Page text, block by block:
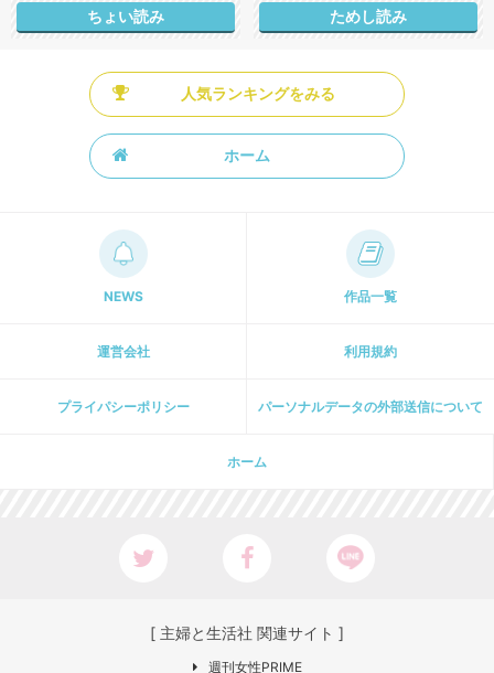
ちょい読み ためし読み
人気ランキングをみる
ホーム
NEWS 作品一覧
運営会社 利用規約
プライパシーポリシー パーソナルデータの外部送信について
ホーム
[ 主婦と生活社 関連サイト ]
週刊女性PRIME